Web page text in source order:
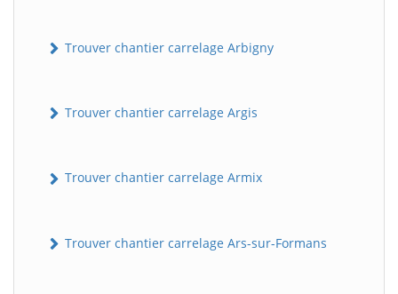
Trouver chantier carrelage Arbigny
Trouver chantier carrelage Argis
Trouver chantier carrelage Armix
Trouver chantier carrelage Ars-sur-Formans